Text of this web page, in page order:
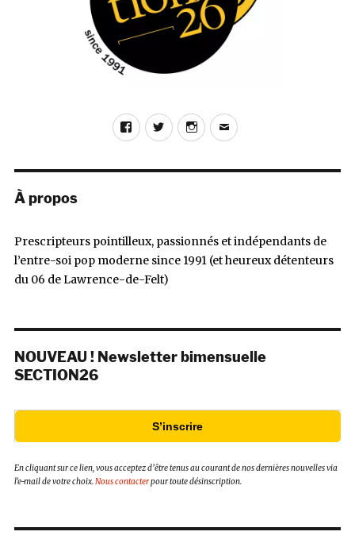
FacebookTwitterInstagram
E-
À propos
Prescripteurs pointilleux, passionnés et indépendants de
l’entre-soi pop moderne since 1991 (et heureux détenteurs
du 06 de Lawrence-de-Felt)
NOUVEAU ! Newsletter bimensuelle
SECTION26
S’inscrire
En cliquant sur ce lien, vous acceptez d’être tenus au courant de nos dernières nouvelles via
l’e-mail de votre choix.Nous contacterpour toute désinscription.